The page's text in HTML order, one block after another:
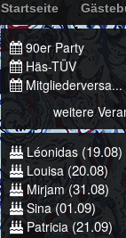
Startseite
90er Party
Häs-TÜV
Mitgliederversa...
weitere
Léonidas(19.08)
Louisa (20.08)
Mirjam(31.08)
Sina(01.09)
Patricia(21.09)